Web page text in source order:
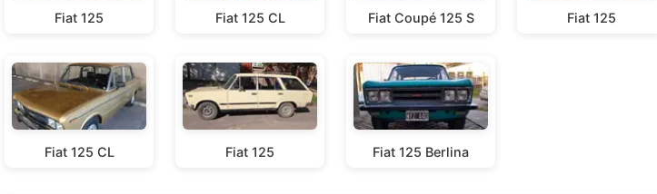
Fiat 125 Fiat 125 CL Fiat Coupé 125 S Fiat 125
Fiat 125 CL Fiat 125 Fiat 125 Berlina